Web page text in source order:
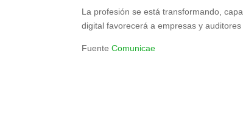
La profesión se está transformando,
digital favorecerá a empresas y
FuenteComunicae